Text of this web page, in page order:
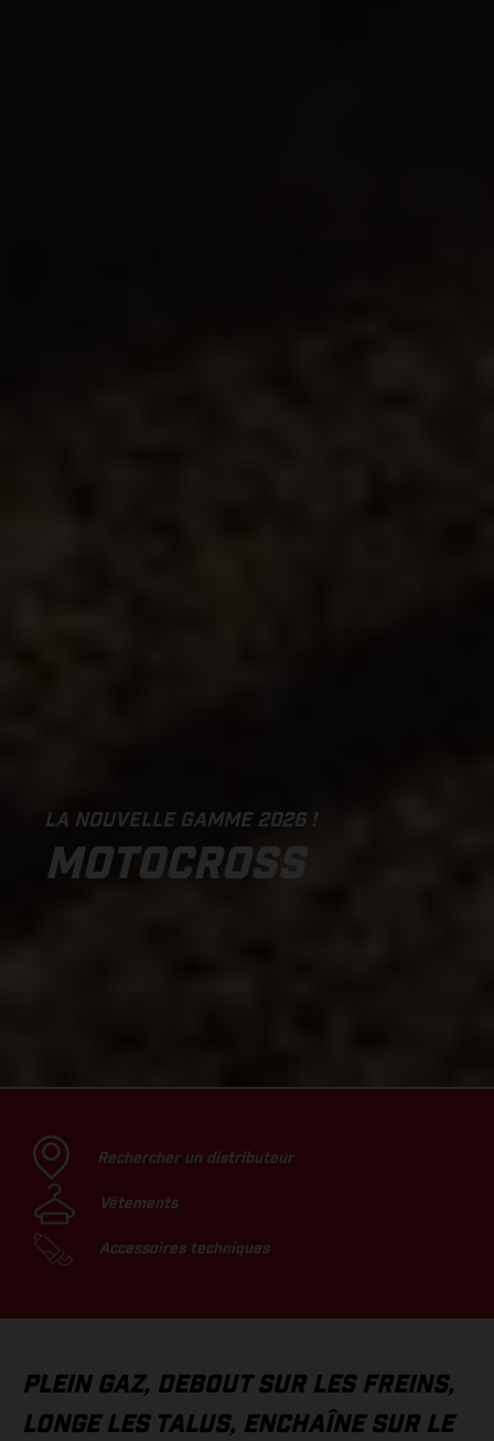
LA NOUVELLE GAMME 2026 !
MOTOCROSS
Rechercher un distributeur
Vêtements
Accessoires techniques
PLEIN GAZ, DEBOUT SUR LES FREINS,
LONGE LES TALUS, ENCHAÎNE SUR LE